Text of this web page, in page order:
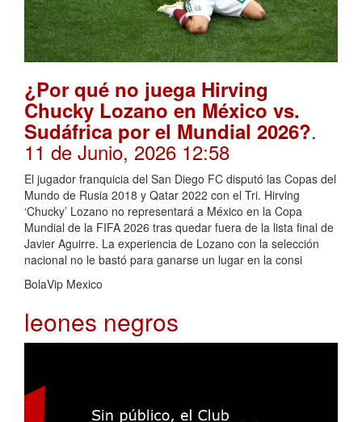
¿Por qué no juega Hirving
Chucky Lozano en México vs.
Sudáfrica por el Mundial 2026?.
11 de Junio, 2026 12:58
El jugador franquicia del San Diego FC disputó las Copas del
Mundo de Rusia 2018 y Qatar 2022 con el Tri. Hirving
‘Chucky’ Lozano no representará a México en la Copa
Mundial de la FIFA 2026 tras quedar fuera de la lista final de
Javier Aguirre. La experiencia de Lozano con la selección
nacional no le bastó para ganarse un lugar en la consi
BolaVip Mexico
leones negros